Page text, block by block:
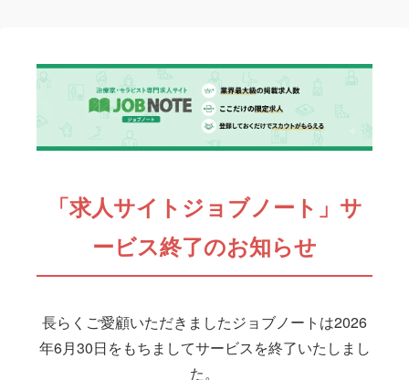
「求人サイトジョブノート」サ
ービス終了のお知らせ
長らくご愛顧いただきましたジョブノートは2026
年6月30日をもちましてサービスを終了いたしまし
た。